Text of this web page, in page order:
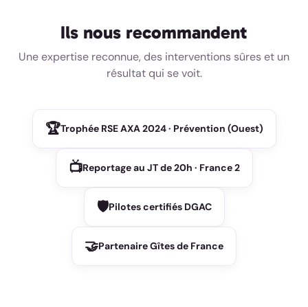
Ils nous recommandent
Une expertise reconnue, des interventions sûres et un
résultat qui se voit.
🏆Trophée RSE AXA 2024 · Prévention (Ouest)
📺Reportage au JT de 20h · France 2
🛡️Pilotes certifiés DGAC
🤝Partenaire Gîtes de France